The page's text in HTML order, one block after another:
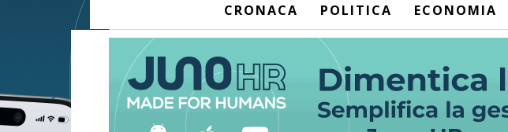
CRONACA POLITICA ECONOMIA